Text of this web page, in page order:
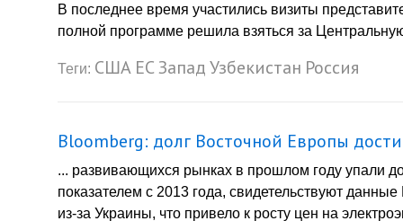
В последнее время участились визиты
полной программе решила взяться за
Теги: США ЕС ЗападУзбекистан Россия
Bloomberg: долг Восточной Европы
... развивающихся рынках в прошлом году упали
показателем с 2013 года, свидетельствуют
из-за Украины, что привело к росту цен на